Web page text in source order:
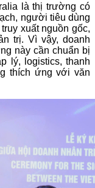
là thị trường có
người tiêu dùng
xuất nguồn gốc,
trị. Vì vậy, doanh
này cần chuẩn bị
lý, logistics, thanh
thích ứng với văn